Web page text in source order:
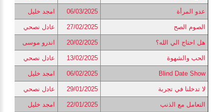
عدو المرأة 06/03/2025 امجد خليل
الصوم الصح 27/02/2025 عادل نصحي
هل احتاج الي الله؟ 20/02/2025 اندرو موسى
الحب والشهوة 13/02/2025 عادل نصحي
Blind Date Show
06/02/2025 امجد خليل
لا تدخلنا في تجربة 29/01/2025 عادل نصحي
التعامل مع الذنب 22/01/2025 امجد خليل